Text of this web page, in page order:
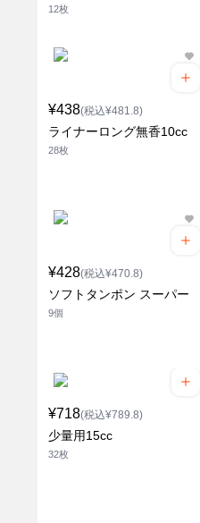
12枚
¥438(税込¥481.8)
ライナーロング無香10cc
28枚
¥428(税込¥470.8)
ソフトタンポン スーパー
9個
¥718(税込¥789.8)
少量用15cc
32枚